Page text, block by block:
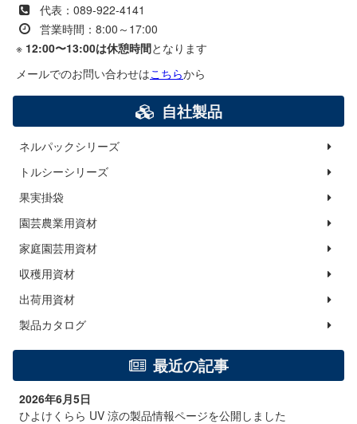
代表：089-922-4141
営業時間：8:00～17:00
※ 12:00〜13:00は休憩時間となります
メールでのお問い合わせはこちらから
自社製品
ネルパックシリーズ
トルシーシリーズ
果実掛袋
園芸農業用資材
家庭園芸用資材
収穫用資材
出荷用資材
製品カタログ
最近の記事
2026年6月5日
ひよけくらら UV 涼の製品情報ページを公開しました